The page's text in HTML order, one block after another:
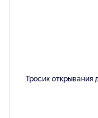
Тросик открывания